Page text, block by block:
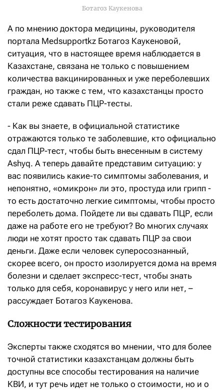
Ботагоз Каукенова
А по мнению доктора медицины, руководителя
портала Medsupportkz Ботагоз Каукеновой,
ситуация, что в настоящее время наблюдается в
Казахстане, связана не только с повышением
количества вакцинированных и уже переболевших
граждан, но также с тем, что казахстанцы просто
стали реже сдавать ПЦР-тесты.
- Как вы знаете, в официальной статистике
отражаются только те заболевшие, кто официально
сдал ПЦР-тест, чтобы быть внесенным в систему
Ashyq. А теперь давайте представим ситуацию: у
вас появились какие-то симптомы заболевания, и
непонятно, «омикрон» ли это, простуда или грипп -
то есть достаточно легкие симптомы, чтобы просто
переболеть дома. Пойдете ли вы сдавать ПЦР, если
даже на работе его не требуют? Во многих случаях
люди не хотят просто так сдавать ПЦР за свои
деньги. Даже если человек суперосознанный,
скорее всего, он просто изолируется дома на время
болезни и сделает экспресс-тест, чтобы знать
только для себя, коронавирус у него или нет, –
рассуждает Ботагоз Каукенова.
Сложности тестирования
Эксперты также сходятся во мнении, что для более
точной статистики казахстанцам должны быть
доступны все способы тестирования на наличие
КВИ, и тут речь идет не только о стоимости, но и о